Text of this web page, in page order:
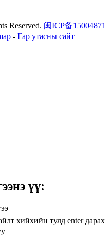
Reserved. 闽ICP备15004871
- Гар утасны сайт
үү:
хийхийн тулд enter дарах